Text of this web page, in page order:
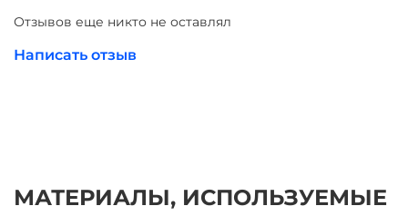
Отзывов еще никто не оставлял
Написать отзыв
МАТЕРИАЛЫ, ИСПОЛЬЗУЕМЫЕ